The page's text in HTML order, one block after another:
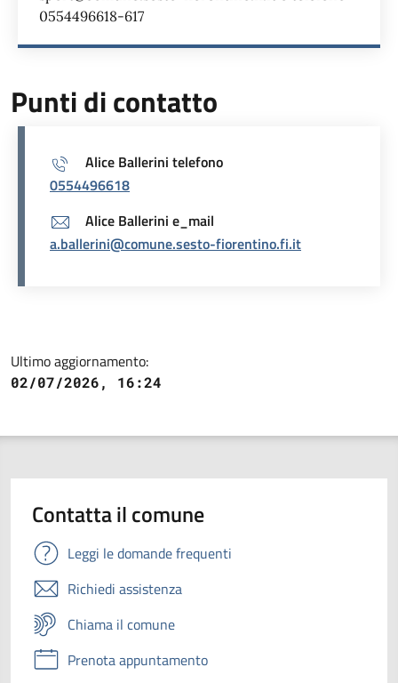
0554496618-617
Punti di contatto
Alice Ballerini telefono
0554496618
Alice Ballerini e_mail
a.ballerini@comune.sesto-fiorentino.fi.it
Ultimo aggiornamento:
02/07/2026, 16:24
Contatta il comune
Leggi le domande frequenti
Richiedi assistenza
Chiama il comune
Prenota appuntamento